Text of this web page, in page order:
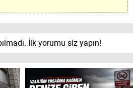
İlk yorumu siz yapın!